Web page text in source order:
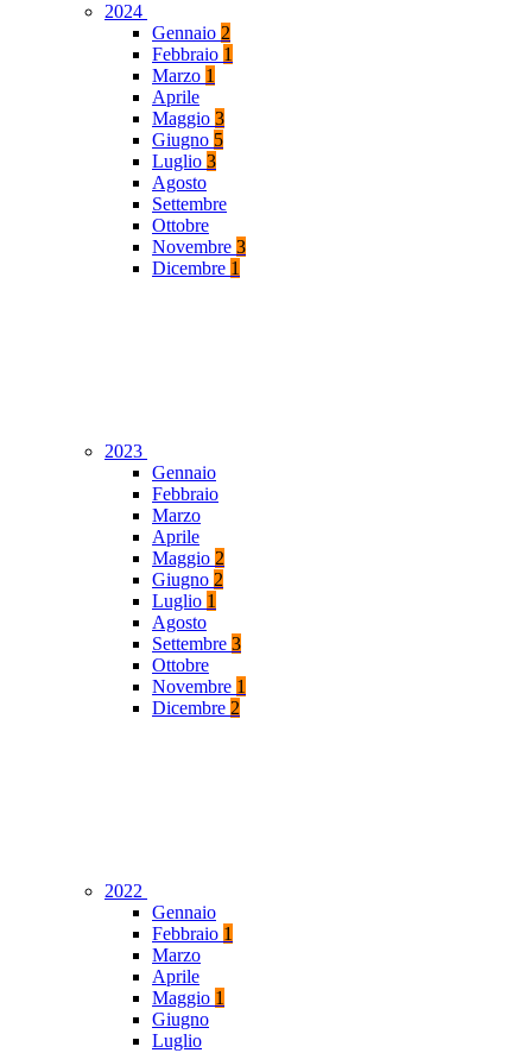
2024
Gennaio 2
Febbraio 1
Marzo 1
Aprile
Maggio 3
Giugno 5
Luglio 3
Agosto
Settembre
Ottobre
Novembre 3
Dicembre 1
2023
Gennaio
Febbraio
Marzo
Aprile
Maggio 2
Giugno 2
Luglio 1
Agosto
Settembre 3
Ottobre
Novembre 1
Dicembre 2
2022
Gennaio
Febbraio 1
Marzo
Aprile
Maggio 1
Giugno
Luglio